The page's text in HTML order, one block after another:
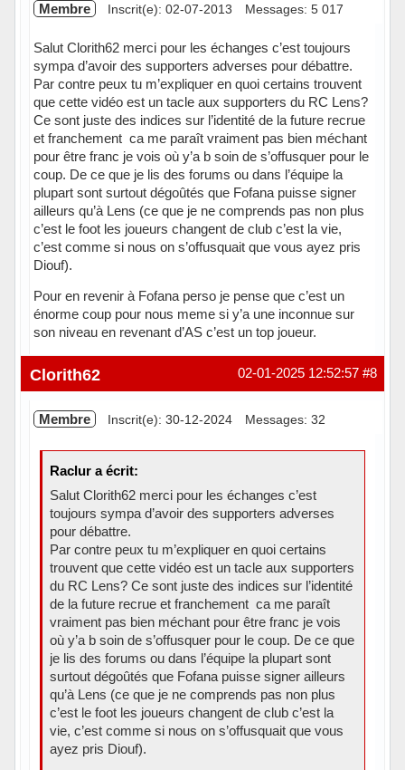
Membre Inscrit(e): 02-07-2013 Messages: 5 017
Salut Clorith62 merci pour les échanges c’est toujours
sympa d’avoir des supporters adverses pour débattre.
Par contre peux tu m’expliquer en quoi certains trouvent
que cette vidéo est un tacle aux supporters du RC Lens?
Ce sont juste des indices sur l’identité de la future recrue
et franchement ca me paraît vraiment pas bien méchant
pour être franc je vois où y’a b soin de s’offusquer pour le
coup. De ce que je lis des forums ou dans l’équipe la
plupart sont surtout dégoûtés que Fofana puisse signer
ailleurs qu’à Lens (ce que je ne comprends pas non plus
c’est le foot les joueurs changent de club c’est la vie,
c’est comme si nous on s’offusquait que vous ayez pris
Diouf).
Pour en revenir à Fofana perso je pense que c’est un
énorme coup pour nous meme si y’a une inconnue sur
son niveau en revenant d’AS c’est un top joueur.
Hors ligne #8
02-01-2025 12:52:57
Clorith62
Membre Inscrit(e): 30-12-2024 Messages: 32
Raclur a écrit:
Salut Clorith62 merci pour les échanges c’est
toujours sympa d’avoir des supporters adverses
pour débattre.
Par contre peux tu m’expliquer en quoi certains
trouvent que cette vidéo est un tacle aux supporters
du RC Lens? Ce sont juste des indices sur l’identité
de la future recrue et franchement ca me paraît
vraiment pas bien méchant pour être franc je vois
où y’a b soin de s’offusquer pour le coup. De ce que
je lis des forums ou dans l’équipe la plupart sont
surtout dégoûtés que Fofana puisse signer ailleurs
qu’à Lens (ce que je ne comprends pas non plus
c’est le foot les joueurs changent de club c’est la
vie, c’est comme si nous on s’offusquait que vous
ayez pris Diouf).